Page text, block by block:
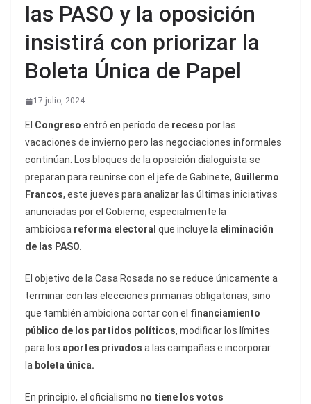
las PASO y la oposición
insistirá con priorizar la
Boleta Única de Papel
17 julio, 2024
El Congreso entró en período de receso por las
vacaciones de invierno pero las negociaciones informales
continúan. Los bloques de la oposición dialoguista se
preparan para reunirse con el jefe de Gabinete, Guillermo
Francos, este jueves para analizar las últimas iniciativas
anunciadas por el Gobierno, especialmente la
ambiciosa reforma electoral que incluye la eliminación
de las PASO.
El objetivo de la Casa Rosada no se reduce únicamente a
terminar con las elecciones primarias obligatorias, sino
que también ambiciona cortar con el financiamiento
público de los partidos políticos, modificar los límites
para los aportes privados a las campañas e incorporar
la boleta única.
En principio, el oficialismo no tiene los votos